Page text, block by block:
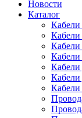
Новости
Каталог
Кабели
Кабели
Кабели
Кабели
Кабели
Кабели
Кабели